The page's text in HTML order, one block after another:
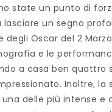
state un punto di
un segno
Oscar del 2
e le
a casa ben quattro
Inoltre,
delle più intense e